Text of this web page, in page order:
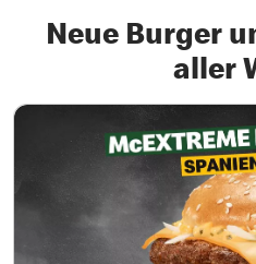
Neue Burger
aller